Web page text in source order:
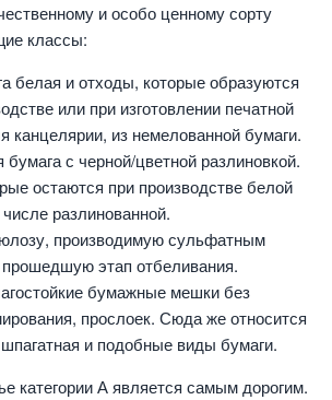
и особо ценному сорту
классы:
белая и отходы, которые образуются
или при изготовлении печатной
канцелярии, из немелованной бумаги.
с черной/цветной разлиновкой.
остаются при производстве белой
разлинованной.
производимую сульфатным
этап отбеливания.
бумажные мешки без
прослоек. Сюда же относится
и подобные виды бумаги.
категории А является самым дорогим.